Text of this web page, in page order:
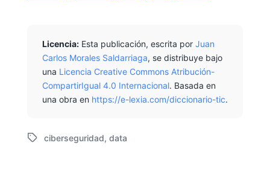
Licencia:Esta publicación, escrita por Juan
Carlos Morales Saldarriaga, se distribuye bajo
una Licencia Creative Commons Atribución-
CompartirIgual 4.0 Internacional. Basada en
una obra en https://e-lexia.com/diccionario-tic.
E
ciberseguridad, data